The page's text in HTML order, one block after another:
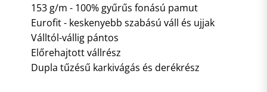
153 g/m - 100% gyűrűs fonású pamut
Eurofit - keskenyebb szabású váll és ujjak
Válltól-vállig pántos
Előrehajtott vállrész
Dupla tűzésű karkivágás és derékrész